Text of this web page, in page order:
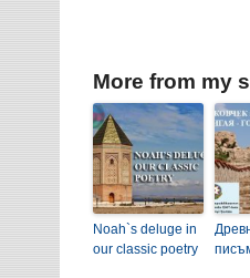
More from my
Noah`s deluge in
our classic poetry